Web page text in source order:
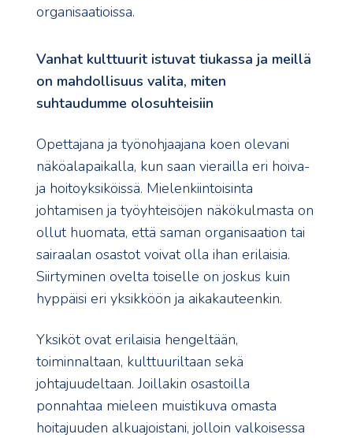
organisaatioissa.
Vanhat kulttuurit istuvat tiukassa ja meillä
on mahdollisuus valita, miten
suhtaudumme olosuhteisiin
Opettajana ja työnohjaajana koen olevani
näköalapaikalla, kun saan vierailla eri hoiva-
ja hoitoyksiköissä. Mielenkiintoisinta
johtamisen ja työyhteisöjen näkökulmasta on
ollut huomata, että saman organisaation tai
sairaalan osastot voivat olla ihan erilaisia.
Siirtyminen ovelta toiselle on joskus kuin
hyppäisi eri yksikköön ja aikakauteenkin.
Yksiköt ovat erilaisia hengeltään,
toiminnaltaan, kulttuuriltaan sekä
johtajuudeltaan. Joillakin osastoilla
ponnahtaa mieleen muistikuva omasta
hoitajuuden alkuajoistani, jolloin valkoisessa